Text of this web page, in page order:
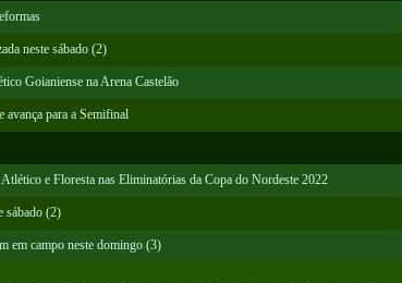
neste sábado (2)
Goianiense na Arena Castelão
avança para a Semifinal
e Floresta nas Eliminatórias da Copa do Nordeste 2022
sábado (2)
em campo neste domingo (3)